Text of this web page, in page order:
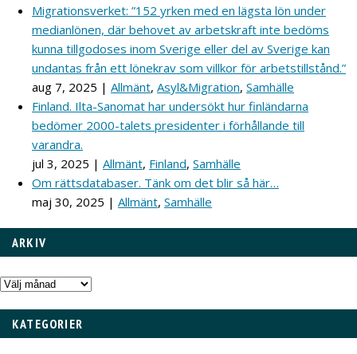
Migrationsverket: ”152 yrken med en lägsta lön under
medianlönen, där behovet av arbetskraft inte bedöms
kunna tillgodoses inom Sverige eller del av Sverige kan
undantas från ett lönekrav som villkor för arbetstillstånd.”
aug 7, 2025 | Allmänt, Asyl&Migration, Samhälle
Finland. Ilta-Sanomat har undersökt hur finländarna
bedömer 2000-talets presidenter i förhållande till
varandra.
jul 3, 2025 | Allmänt, Finland, Samhälle
Om rättsdatabaser. Tänk om det blir så här…
maj 30, 2025 | Allmänt, Samhälle
ARKIV
Arkiv
KATEGORIER